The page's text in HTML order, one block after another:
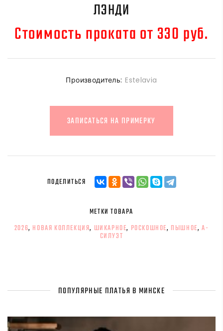
ЛЭНДИ
Стоимость проката от 330 руб.
Производитель: Estelavia
ЗАПИСАТЬСЯ НА ПРИМЕРКУ
ПОДЕЛИТЬСЯ
МЕТКИ ТОВАРА
2026, НОВАЯ КОЛЛЕКЦИЯ, ШИКАРНОЕ, РОСКОШНОЕ, ПЫШНОЕ,А-
СИЛУЭТ
ПОПУЛЯРНЫЕ ПЛАТЬЯ В МИНСКЕ